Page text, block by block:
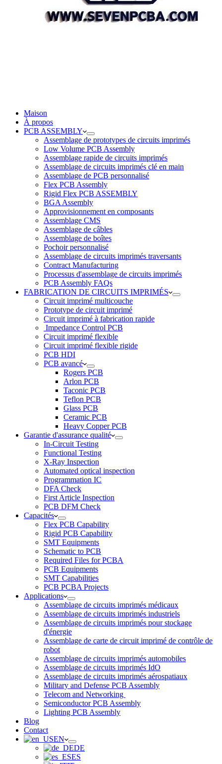
Maison
À propos
PCB ASSEMBLY
Assemblage de prototypes de circuits imprimés
Low Volume PCB Assembly
Assemblage rapide de circuits imprimés
Assemblage de circuits imprimés clé en main
Assemblage de PCB personnalisé
Flex PCB Assembly
Rigid Flex PCB ASSEMBLY
BGA Assembly
Approvisionnement en composants
Assemblage CMS
Assemblage de câbles
Assemblage de boîtes
Pochoir personnalisé
Assemblage de circuits imprimés traversants
Contract Manufacturing
Processus d'assemblage de circuits imprimés
PCB Assembly FAQs
FABRICATION DE CIRCUITS IMPRIMÉS
Circuit imprimé multicouche
Prototype de circuit imprimé
Circuit imprimé à fabrication rapide
Impedance Control PCB
Circuit imprimé flexible
Circuit imprimé flexible rigide
PCB HDI
PCB avancé
Rogers PCB
Arlon PCB
Taconic PCB
Teflon PCB
Glass PCB
Ceramic PCB
Heavy Copper PCB
Garantie d'assurance qualité
In-Circuit Testing
Functional Testing
X-Ray Inspection
Automated optical inspection
Programmation IC
DFA Check
First Article Inspection
PCB DFM Check
Capacités
Flex PCB Capability
Rigid PCB Capability
SMT Equipments
Schematic to PCB
Required Files for PCBA
PCB Equipments
SMT Capabilities
PCB PCBA Projects
Applications
Assemblage de circuits imprimés médicaux
Assemblage de circuits imprimés industriels
Assemblage de circuits imprimés pour stockage
d'énergie
Assemblage de carte de circuit imprimé de contrôle de
robot
Assemblage de circuits imprimés automobiles
Assemblage de circuits imprimés IdO
Assemblage de circuits imprimés aérospatiaux
Military and Defense PCB Assembly
Telecom and Networking
Semiconductor PCB Assembly
Lighting PCB Assembly
Blog
Contact
EN
DE
ES